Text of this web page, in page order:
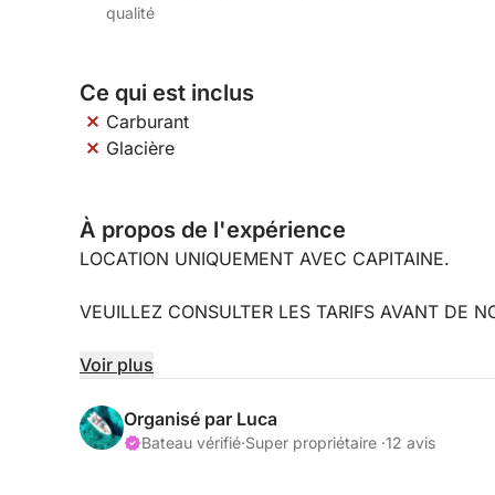
qualité
Ce qui est inclus
Carburant
Glacière
À propos de l'expérience
LOCATION UNIQUEMENT AVEC CAPITAINE.
VEUILLEZ CONSULTER LES TARIFS AVANT DE
À bord de notre dériveur, nous vous proposons
uniquement par de petites embarcations.
l'archipel, vous découvrirez des endroits
Voir plus
Organisé par Luca
Bateau vérifié·Super propriétaire ·12 avis